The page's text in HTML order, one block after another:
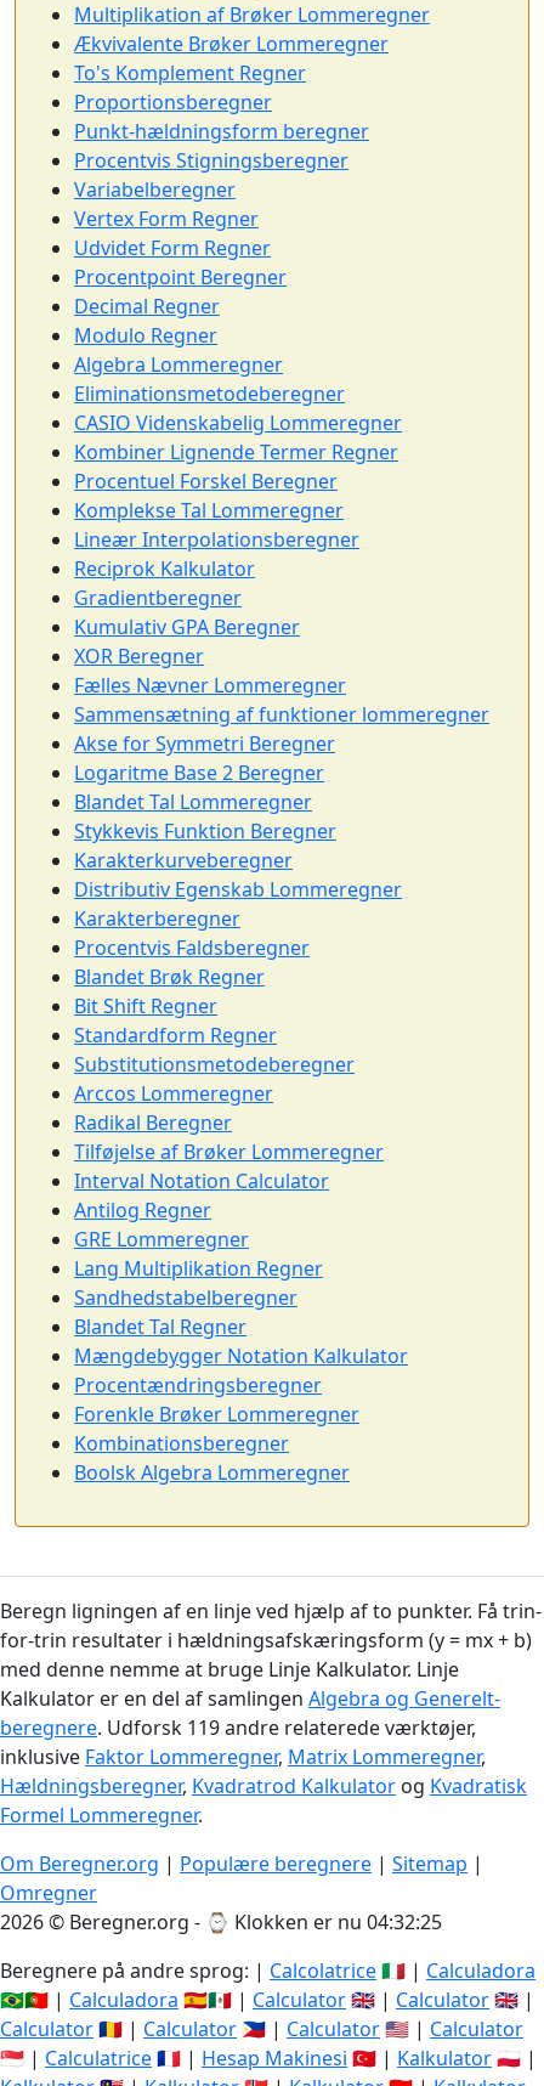
Multiplikation af Brøker Lommeregner
Ækvivalente Brøker Lommeregner
To's Komplement Regner
Proportionsberegner
Punkt-hældningsform beregner
Procentvis Stigningsberegner
Variabelberegner
Vertex Form Regner
Udvidet Form Regner
Procentpoint Beregner
Decimal Regner
Modulo Regner
Algebra Lommeregner
Eliminationsmetodeberegner
CASIO Videnskabelig Lommeregner
Kombiner Lignende Termer Regner
Procentuel Forskel Beregner
Komplekse Tal Lommeregner
Lineær Interpolationsberegner
Reciprok Kalkulator
Gradientberegner
Kumulativ GPA Beregner
XOR Beregner
Fælles Nævner Lommeregner
Sammensætning af funktioner lommeregner
Akse for Symmetri Beregner
Logaritme Base 2 Beregner
Blandet Tal Lommeregner
Stykkevis Funktion Beregner
Karakterkurveberegner
Distributiv Egenskab Lommeregner
Karakterberegner
Procentvis Faldsberegner
Blandet Brøk Regner
Bit Shift Regner
Standardform Regner
Substitutionsmetodeberegner
Arccos Lommeregner
Radikal Beregner
Tilføjelse af Brøker Lommeregner
Interval Notation Calculator
Antilog Regner
GRE Lommeregner
Lang Multiplikation Regner
Sandhedstabelberegner
Blandet Tal Regner
Mængdebygger Notation Kalkulator
Procentændringsberegner
Forenkle Brøker Lommeregner
Kombinationsberegner
Boolsk Algebra Lommeregner
Beregn ligningen af en linje ved hjælp af to punkter. Få trin-
for-trin resultater i hældningsafskæringsform (y = mx + b)
med denne nemme at bruge Linje Kalkulator. Linje
Kalkulator er en del af samlingen Algebra og Generelt-
beregnere. Udforsk 119 andre relaterede værktøjer,
inklusive Faktor Lommeregner, Matrix Lommeregner,
Hældningsberegner, Kvadratrod Kalkulator og Kvadratisk
Formel Lommeregner.
Om Beregner.org | Populære beregnere | Sitemap |
Omregner
2026 © Beregner.org - ⌚ Klokken er nu 04:32:26
Beregnere på andre sprog: | Calcolatrice🇮🇹 | Calculadora
🇧🇷🇵🇹 | Calculadora 🇪🇸🇲🇽 | Calculator🇬🇧 | Calculator🇬🇧 |
Calculator🇷🇴 | Calculator 🇵🇭 | Calculator🇺🇸 | Calculator
🇸🇬 | Calculatrice🇫🇷 | Hesap Makinesi 🇹🇷 | Kalkulator🇵🇱 |